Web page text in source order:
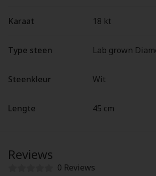
Karaat 18 kt
Type steen Lab grown
Steenkleur Wit
Lengte 45 cm
Reviews
0 Reviews